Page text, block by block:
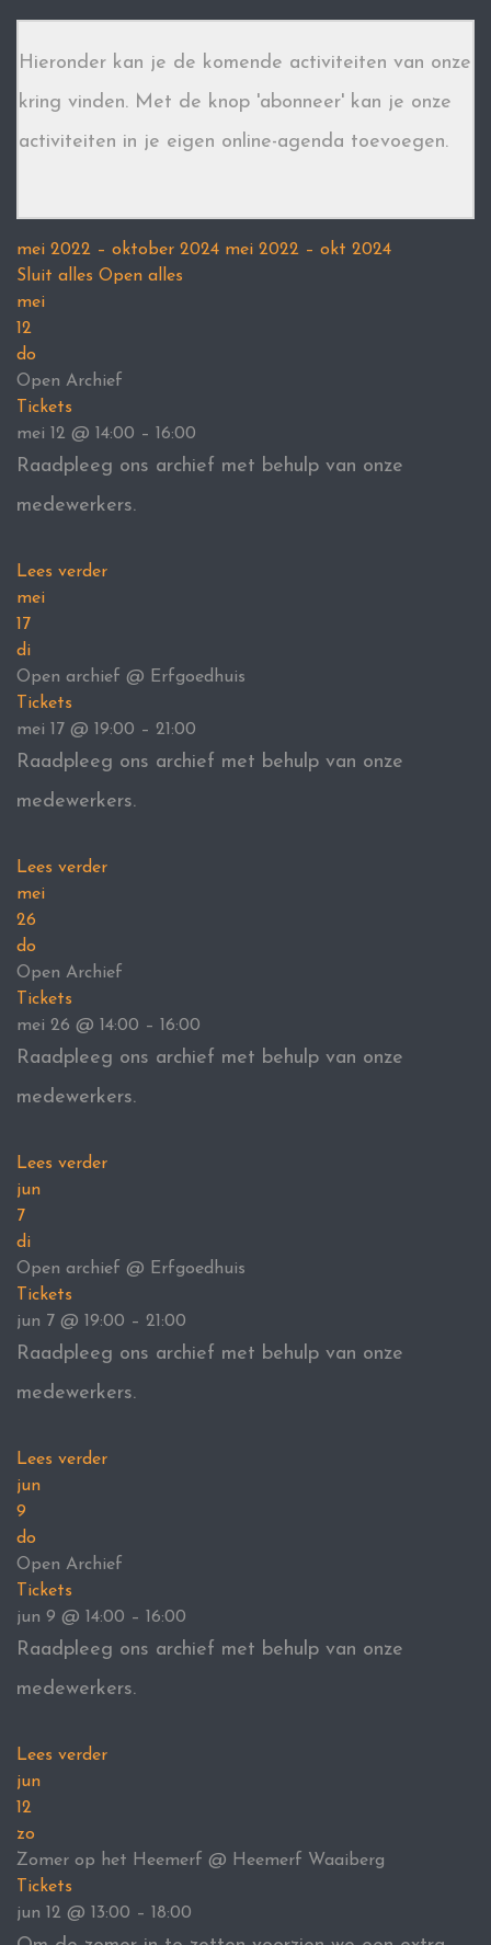
Hieronder kan je de komende activiteiten van onze
kring vinden. Met de knop 'abonneer' kan je onze
activiteiten in je eigen online-agenda toevoegen.
mei 2022 – oktober 2024 mei 2022 – okt 2024
Sluit alles Open alles
mei
12
do
Open Archief
Tickets
mei 12 @ 14:00 – 16:00
Raadpleeg ons archief met behulp van onze
medewerkers.
Lees verder
mei
17
di
Open archief @ Erfgoedhuis
Tickets
mei 17 @ 19:00 – 21:00
Raadpleeg ons archief met behulp van onze
medewerkers.
Lees verder
mei
26
do
Open Archief
Tickets
mei 26 @ 14:00 – 16:00
Raadpleeg ons archief met behulp van onze
medewerkers.
Lees verder
jun
7
di
Open archief @ Erfgoedhuis
Tickets
jun 7 @ 19:00 – 21:00
Raadpleeg ons archief met behulp van onze
medewerkers.
Lees verder
jun
9
do
Open Archief
Tickets
jun 9 @ 14:00 – 16:00
Raadpleeg ons archief met behulp van onze
medewerkers.
Lees verder
jun
12
zo
Zomer op het Heemerf @ Heemerf Waaiberg
Tickets
jun 12 @ 13:00 – 18:00